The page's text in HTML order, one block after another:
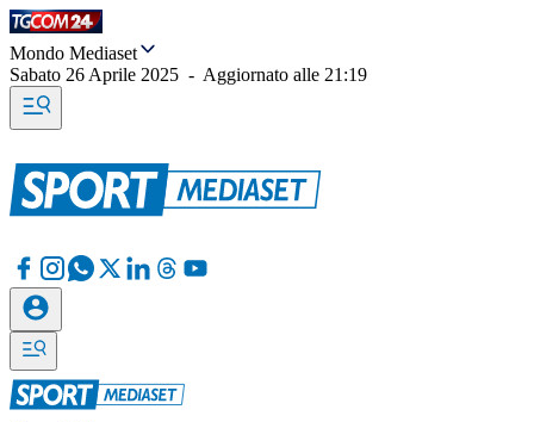
Mondo Mediaset
Sabato 26 Aprile 2025 - Aggiornato alle 21:19